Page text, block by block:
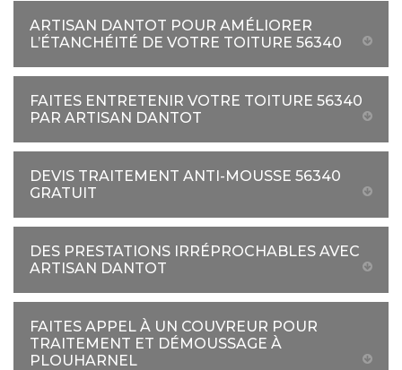
ARTISAN DANTOT POUR AMÉLIORER
L’ÉTANCHÉITÉ DE VOTRE TOITURE 56340
FAITES ENTRETENIR VOTRE TOITURE 56340
PAR ARTISAN DANTOT
DEVIS TRAITEMENT ANTI-MOUSSE 56340
GRATUIT
DES PRESTATIONS IRRÉPROCHABLES AVEC
ARTISAN DANTOT
FAITES APPEL À UN COUVREUR POUR
TRAITEMENT ET DÉMOUSSAGE À
PLOUHARNEL